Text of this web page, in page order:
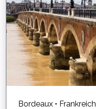
Bordeaux • Frankreich